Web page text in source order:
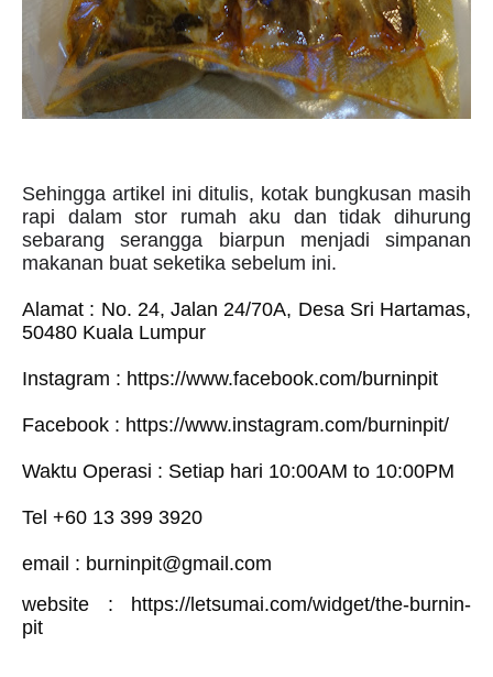
Sehingga artikel ini ditulis, kotak bungkusan masih
rapi dalam stor rumah aku dan tidak dihurung
sebarang serangga biarpun menjadi simpanan
makanan buat seketika sebelum ini.
Alamat : No. 24, Jalan 24/70A, Desa Sri Hartamas,
50480 Kuala Lumpur
Instagram : https://www.facebook.com/burninpit
Facebook : https://www.instagram.com/burninpit/
Waktu Operasi : Setiap hari 10:00AM to 10:00PM
Tel +60 13 399 3920
email : burninpit@gmail.com
website : https://letsumai.com/widget/the-burnin-
pit